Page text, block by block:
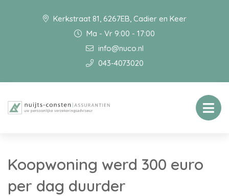
Kerkstraat 81, 6267EB, Cadier en Keer
Ma - Vr 9:00 - 17:00
info@nuco.nl
043-4073020
Koopwoning werd 300 euro
per dag duurder